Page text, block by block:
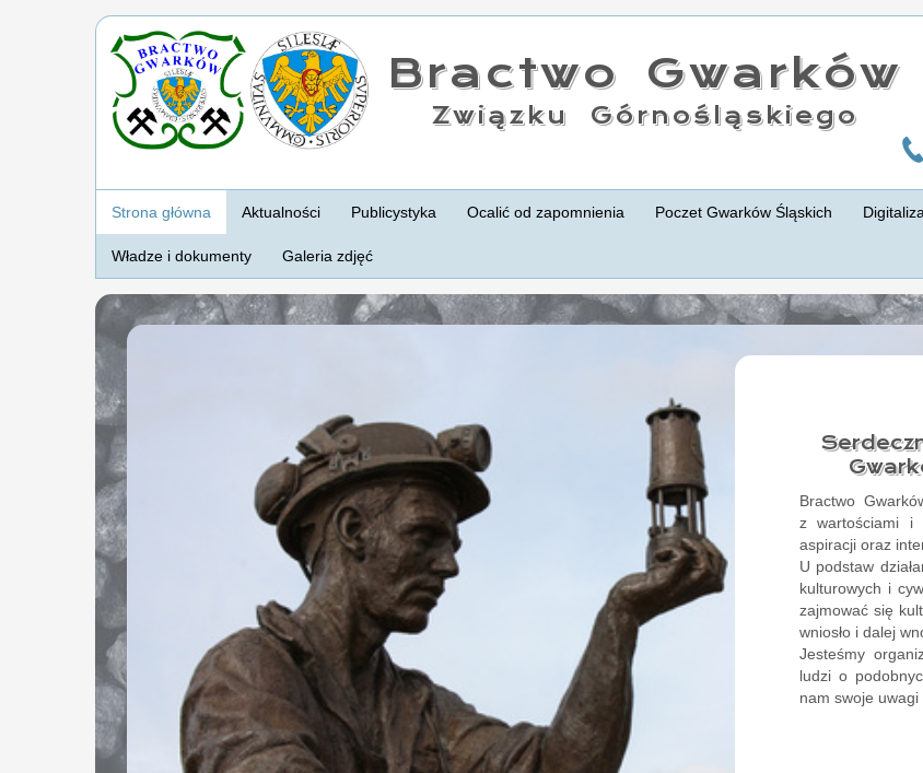
Bractwo Gwarków
Związku Górnośląskiego
Strona główna Aktualności Publicystyka Ocalić od zapomnienia Poczet Gwarków Śląskich
Władze i dokumenty Galeria zdjęć
Bractwo
z wartościami i
aspiracji oraz
U podstaw
kulturowych i
zajmować się
wniosło i dalej
Jesteśmy
ludzi o
nam swoje uwagi